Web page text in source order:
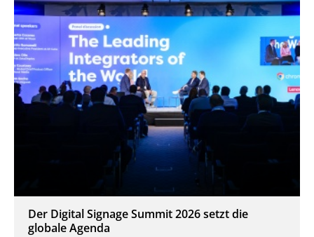
Der Digital Signage Summit 2026 setzt die
globale Agenda